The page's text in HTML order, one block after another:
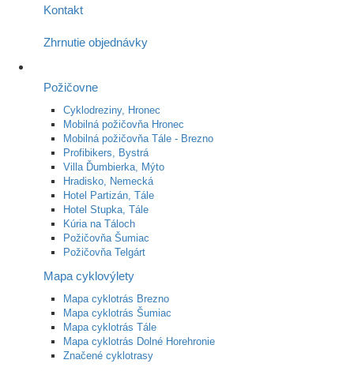
Kontakt
Zhrnutie objednávky
Požičovne
Cyklodreziny, Hronec
Mobilná požičovňa Hronec
Mobilná požičovňa Tále - Brezno
Profibikers, Bystrá
Villa Ďumbierka, Mýto
Hradisko, Nemecká
Hotel Partizán, Tále
Hotel Stupka, Tále
Kúria na Táloch
Požičovňa Šumiac
Požičovňa Telgárt
Mapa cyklovýlety
Mapa cyklotrás Brezno
Mapa cyklotrás Šumiac
Mapa cyklotrás Tále
Mapa cyklotrás Dolné Horehronie
Značené cyklotrasy